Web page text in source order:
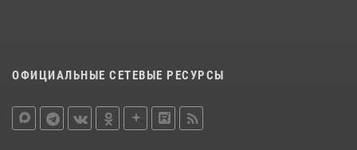
ОФИЦИАЛЬНЫЕ СЕТЕВЫЕ РЕСУРСЫ